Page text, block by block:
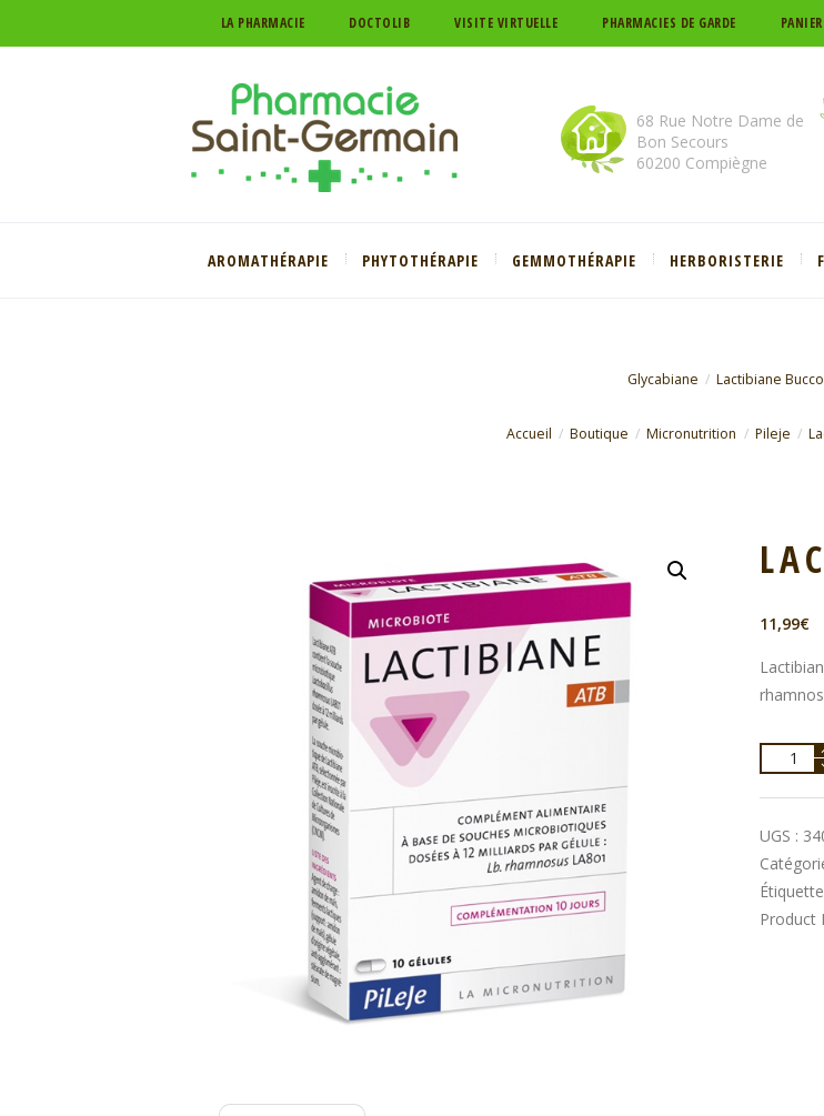
LA PHARMACIE DOCTOLIB VISITE VIRTUELLE PHARMACIES DE GARDE PANIER
68 Rue Notre Dame de
Bon Secours
60200 Compiègne
AROMATHÉRAPIE PHYTOTHÉRAPIE GEMMOTHÉRAPIE HERBORISTERIE
Glycabiane Lactibiane
Accueil Boutique Micronutrition Pileje
11,99€
quantité
ATB
UGS :
Product